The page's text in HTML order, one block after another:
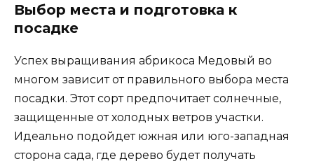
Выбор места и подготовка к
посадке
Успех выращивания абрикоса Медовый во
многом зависит от правильного выбора места
посадки. Этот сорт предпочитает солнечные,
защищенные от холодных ветров участки.
Идеально подойдет южная или юго-западная
сторона сада, где дерево будет получать